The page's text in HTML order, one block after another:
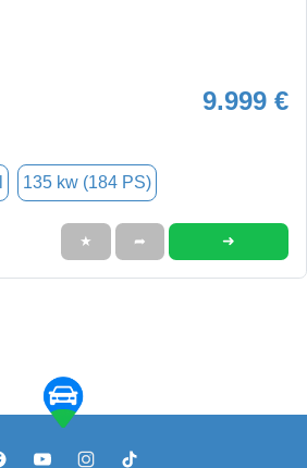
9.999 €
135 kw (184 PS)
★ ➦ ➜